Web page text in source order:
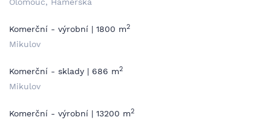
Komerční - výrobní | 1800 m2
Mikulov
Komerční - sklady | 686 m2
Mikulov
Komerční - výrobní | 13200 m2